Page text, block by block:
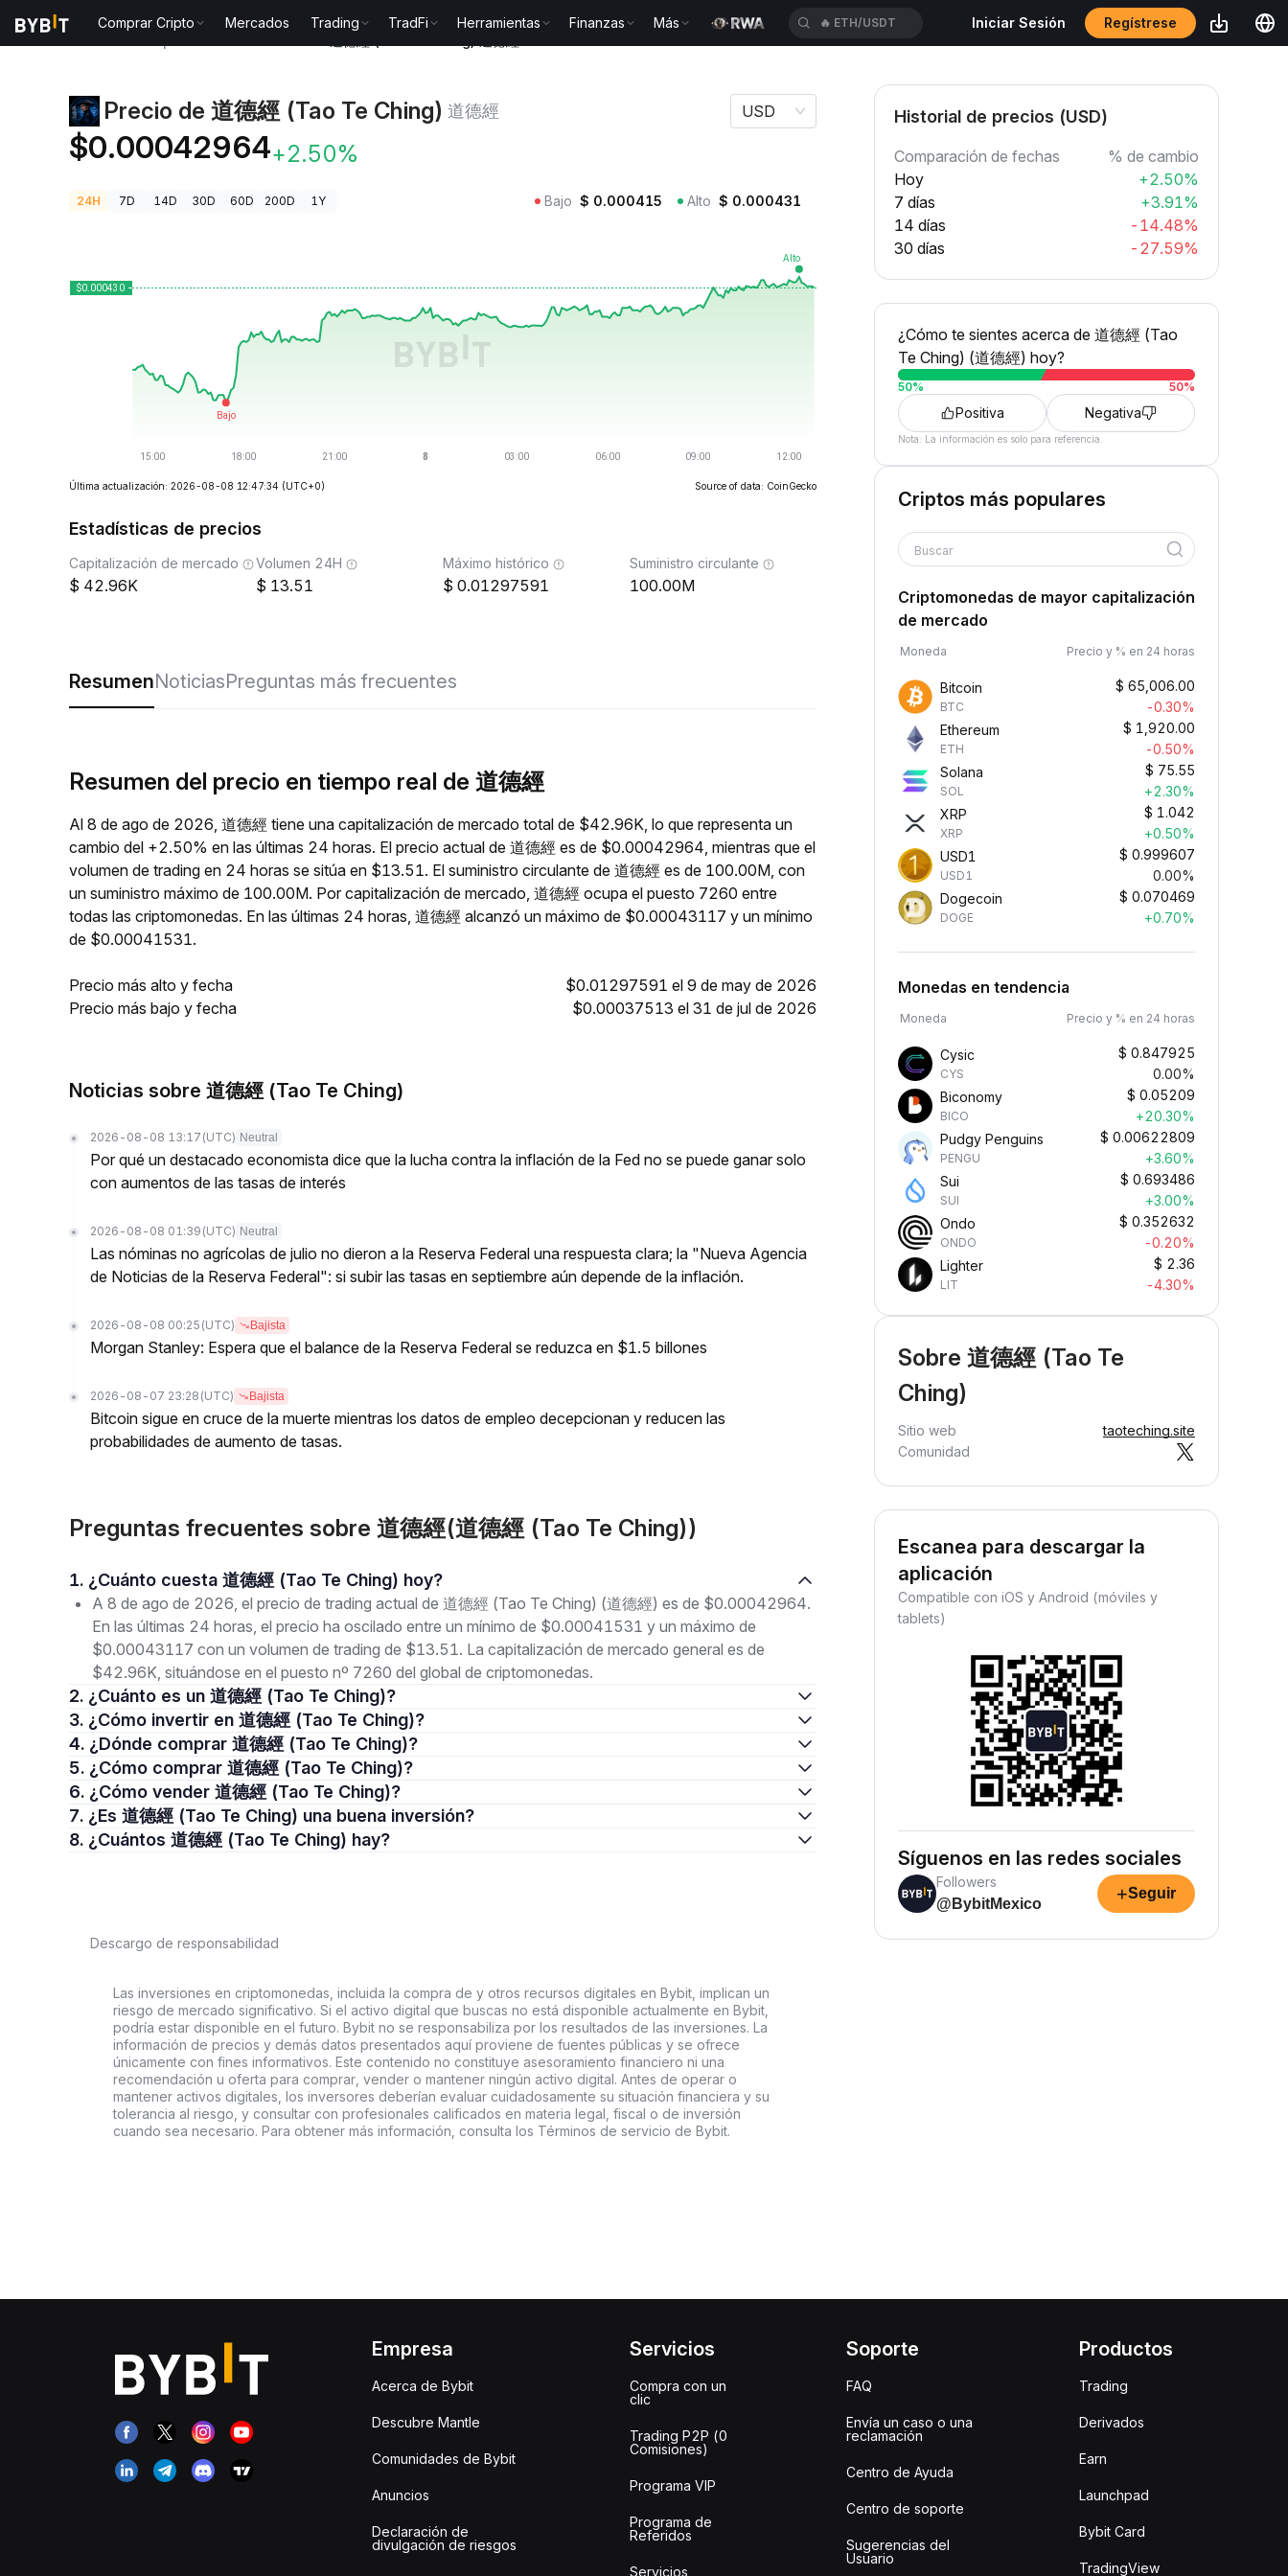
Comprar Cripto Mercados Trading TradFi Herramientas Finanzas Más 🔥 ETH/USDT Iniciar Sesión Regístrese
Precio de 道德經 (Tao Te Ching) 道德經
$0.00042964+2.50%
USD
24H 7D 14D 30D 60D 200D 1Y Bajo $ 0.000415 Alto $ 0.000431
Última actualización: 2026-08-08 12:47:34 (UTC+0) Source of data: CoinGecko
Estadísticas de precios
Capitalización de mercado
42.96K
Volumen 24H
13.51
Máximo histórico
0.01297591
Suministro circulante
100.00M
ResumenNoticiasPreguntas más frecuentes
Resumen del precio en tiempo real de 道德經
Al 8 de ago de 2026, 道德經 tiene una capitalización de mercado total de $42.96K, lo que representa un
cambio del +2.50% en las últimas 24 horas. El precio actual de 道德經 es de $0.00042964, mientras que el
volumen de trading en 24 horas se sitúa en $13.51. El suministro circulante de 道德經 es de 100.00M, con
un suministro máximo de 100.00M. Por capitalización de mercado, 道德經 ocupa el puesto 7260 entre
todas las criptomonedas. En las últimas 24 horas, 道德經 alcanzó un máximo de $0.00043117 y un mínimo
de $0.00041531.
Precio más alto y fecha
$0.01297591 el 9 de may de 2026
Precio más bajo y fecha
$0.00037513 el 31 de jul de 2026
Noticias sobre 道德經 (Tao Te Ching)
2026-08-08 13:17 (UTC) Neutral
Por qué un destacado economista dice que la lucha contra la inflación de la Fed no se puede ganar solo
con aumentos de las tasas de interés
2026-08-08 01:39 (UTC) Neutral
Las nóminas no agrícolas de julio no dieron a la Reserva Federal una respuesta clara; la "Nueva Agencia
de Noticias de la Reserva Federal": si subir las tasas en septiembre aún depende de la inflación.
2026-08-08 00:25 (UTC) Bajista
Morgan Stanley: Espera que el balance de la Reserva Federal se reduzca en $1.5 billones
2026-08-07 23:28 (UTC) Bajista
Bitcoin sigue en cruce de la muerte mientras los datos de empleo decepcionan y reducen las
probabilidades de aumento de tasas.
Preguntas frecuentes sobre 道德經(道德經 (Tao Te Ching))
1. ¿Cuánto cuesta 道德經 (Tao Te Ching) hoy?
A 8 de ago de 2026, el precio de trading actual de 道德經 (Tao Te Ching) (道德經) es de $0.00042964.
En las últimas 24 horas, el precio ha oscilado entre un mínimo de $0.00041531 y un máximo de
$0.00043117 con un volumen de trading de $13.51. La capitalización de mercado general es de
$42.96K, situándose en el puesto nº 7260 del global de criptomonedas.
2. ¿Cuánto es un 道德經 (Tao Te Ching)?
3. ¿Cómo invertir en 道德經 (Tao Te Ching)?
4. ¿Dónde comprar 道德經 (Tao Te Ching)?
5. ¿Cómo comprar 道德經 (Tao Te Ching)?
6. ¿Cómo vender 道德經 (Tao Te Ching)?
7. ¿Es 道德經 (Tao Te Ching) una buena inversión?
8. ¿Cuántos 道德經 (Tao Te Ching) hay?
Descargo de responsabilidad
Las inversiones en criptomonedas, incluida la compra de y otros recursos digitales en Bybit, implican un
riesgo de mercado significativo. Si el activo digital que buscas no está disponible actualmente en Bybit,
podría estar disponible en el futuro. Bybit no se responsabiliza por los resultados de las inversiones. La
información de precios y demás datos presentados aquí proviene de fuentes públicas y se ofrece
únicamente con fines informativos. Este contenido no constituye asesoramiento financiero ni una
recomendación u oferta para comprar, vender o mantener ningún activo digital. Antes de operar o
mantener activos digitales, los inversores deberían evaluar cuidadosamente su situación financiera y su
tolerancia al riesgo, y consultar con profesionales calificados en materia legal, fiscal o de inversión
cuando sea necesario. Para obtener más información, consulta los Términos de servicio de Bybit.
Historial de precios (USD)
Comparación de fechas
% de cambio
Hoy
+2.50%
7 días
+3.91%
14 días
-14.48%
30 días
-27.59%
¿Cómo te sientes acerca de 道德經 (Tao
Te Ching) (道德經) hoy?
50% 50%
Positiva Negativa
Nota: La información es solo para referencia.
Criptos más populares
Buscar
Criptomonedas de mayor capitalización
de mercado
Moneda Precio y % en 24 horas
Bitcoin
BTC
$ 65,006.00
-0.30%
Ethereum
ETH
$ 1,920.00
-0.50%
Solana
SOL
$ 75.55
+2.30%
XRP
XRP
$ 1.042
+0.50%
USD1
USD1
$ 0.999607
0.00%
Dogecoin
DOGE
$ 0.070469
+0.70%
Monedas en tendencia
Moneda Precio y % en 24 horas
Cysic
CYS
$ 0.847925
0.00%
Biconomy
BICO
$ 0.05209
+20.30%
Pudgy Penguins
PENGU
$ 0.00622809
+3.60%
Sui
SUI
$ 0.693486
+3.00%
Ondo
ONDO
$ 0.352632
-0.20%
Lighter
LIT
$ 2.36
-4.30%
Sobre 道德經 (Tao Te
Ching)
Sitio web
taoteching.site
Comunidad
Escanea para descargar la
aplicación
Compatible con iOS y Android (móviles y
tablets)
Síguenos en las redes sociales
Followers
@BybitMexico
+Seguir
Empresa
Acerca de Bybit
Descubre Mantle
Comunidades de Bybit
Anuncios
Declaración de
divulgación de riesgos
Servicios
Compra con un
clic
Trading P2P (0
Comisiones)
Programa VIP
Programa de
Referidos
Servicios
Soporte
FAQ
Envía un caso o una
reclamación
Centro de Ayuda
Centro de soporte
Sugerencias del
Usuario
Productos
Trading
Derivados
Earn
Launchpad
Bybit Card
TradingView